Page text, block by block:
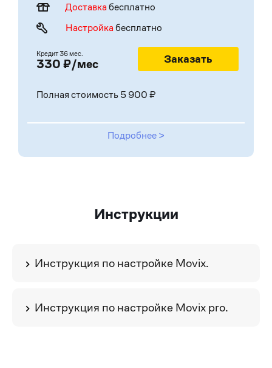
Доставкабесплатно
Настройкабесплатно
Кредит36 мес.
330 ₽/мес Заказать
Полная стоимость 5 900 ₽
Подробнее >
Инструкции
Инструкция по настройке Movix.
Инструкция по настройке Movix pro.